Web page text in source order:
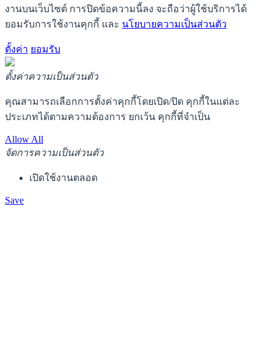
งานบนเว็บไซต์ การปิดข้อความนี้ลง จะถือว่าผู้ใช้บริการได้
ยอมรับการใช้งานคุกกี้ และ นโยบายความเป็นส่วนตัว
ตั้งค่า ยอมรับ
ตั้งค่าความเป็นส่วนตัว
คุณสามารถเลือกการตั้งค่าคุกกี้โดยเปิด/ปิด คุกกี้ในแต่ละ
ประเภทได้ตามความต้องการ ยกเว้น คุกกี้ที่จำเป็น
Allow All
จัดการความเป็นส่วนตัว
เปิดใช้งานตลอด
Save